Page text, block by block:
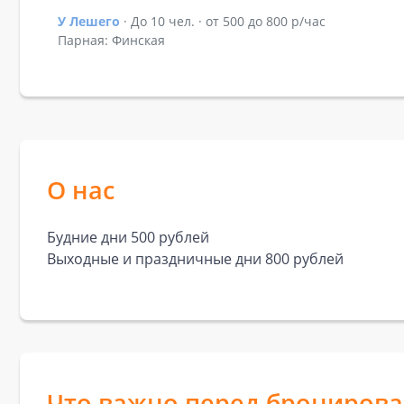
У Лешего · До 10 чел. · от 500 до 800 р/час
Парная: Финская
Показать подробности зала У Лешего
О нас
Будние дни 500 рублей
Выходные и праздничные дни 800 рублей